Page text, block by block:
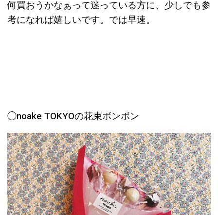
何買おうかなぁって迷っている方に、少しでも参
考になれば嬉しいです。では早速。
◯noake TOKYOの花束ボンボン